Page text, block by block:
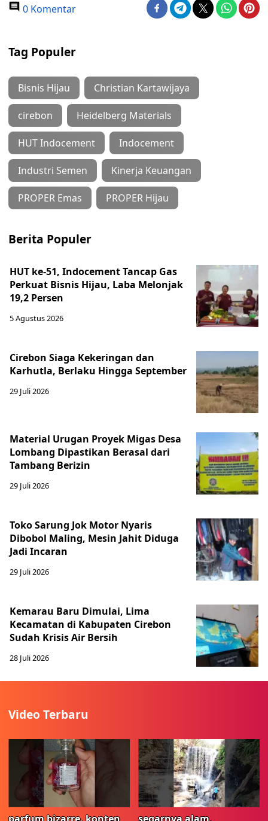
0 Komentar
Tag Populer
Bisnis Hijau Christian Kartawijaya
cirebon Heidelberg Materials
HUT Indocement Indocement
Industri Semen Kinerja Keuangan
PROPER Emas PROPER Hijau
Berita Populer
HUT ke-51, Indocement Tancap Gas
Perkuat Bisnis Hijau, Laba Melonjak
19,2 Persen
5 Agustus 2026
Cirebon Siaga Kekeringan dan
Karhutla, Berlaku Hingga September
29 Juli 2026
Material Urugan Proyek Migas Desa
Lombang Dipastikan Berasal dari
Tambang Berizin
29 Juli 2026
Toko Sarung Jok Motor Nyaris
Dibobol Maling, Mesin Jahit Diduga
Jadi Incaran
29 Juli 2026
Kemarau Baru Dimulai, Lima
Kecamatan di Kabupaten Cirebon
Sudah Krisis Air Bersih
28 Juli 2026
Video Terbaru